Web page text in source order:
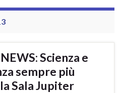
Scienza e
sempre più
Sala Jupiter